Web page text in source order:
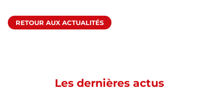
RETOUR AUX ACTUALITÉS
Les dernières actus